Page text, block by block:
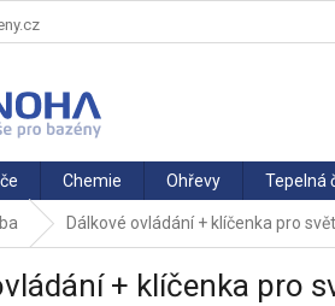
Chemie Ohřevy Tepelná
Dálkové ovládání + klíčenka pro
+ klíčenka pro